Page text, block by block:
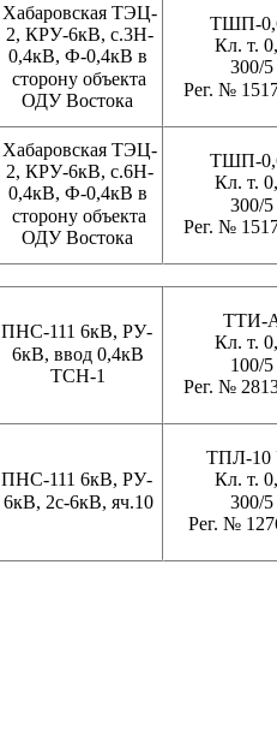
ТШП-
Кл. т.
300/5
Рег. №
ТШП-
Кл. т.
300/5
Рег. №
ТТИ-
Кл. т.
100/5
Рег. №
ПНС-111 6кВ, РУ-
6кВ, 2с-6кВ, яч.10
ТПЛ-10
Кл. т.
300/5
Рег. №
Хабаровская ТЭЦ-
2, КРУ-6кВ, с.3Н-
0,4кВ, Ф-0,4кВ в
сторону объекта
ОДУ Востока
Хабаровская ТЭЦ-
2, КРУ-6кВ, с.6Н-
0,4кВ, Ф-0,4кВ в
сторону объекта
ОДУ Востока
ПНС-111 6кВ, РУ-
6кВ, ввод 0,4кВ
ТСН-1